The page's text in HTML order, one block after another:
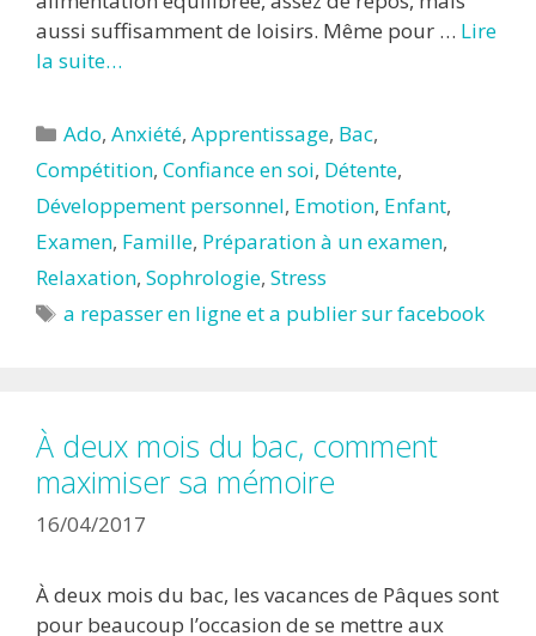
aussi suffisamment de loisirs. Même pour … Lire
la suite…
Catégories
Ado,Anxiété,Apprentissage, Bac,
Compétition, Confiance en soi, Détente,
Développement personnel, Emotion, Enfant,
Examen, Famille, Préparation à un examen,
Relaxation, Sophrologie, Stress
Étiquettes
a repasser en ligne et a publier sur facebook
À deux mois du bac, comment
maximiser sa mémoire
16/04/2017
À deux mois du bac, les vacances de Pâques sont
pour beaucoup l’occasion de se mettre aux